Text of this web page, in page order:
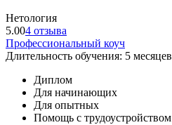
Нетология
5.004 отзыва
Профессиональный коуч
Длительность обучения: 5 месяцев
Диплом
Для начинающих
Для опытных
Помощь с трудоустройством